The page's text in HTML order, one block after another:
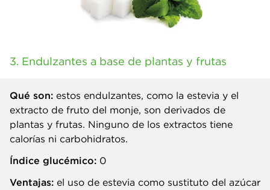
3. Endulzantes a base de plantas y frutas
Qué son: estos endulzantes, como la estevia y el
extracto de fruto del monje, son derivados de
plantas y frutas. Ninguno de los extractos tiene
calorías ni carbohidratos.
Índice glucémico: 0
Ventajas: el uso de estevia como sustituto del azúcar